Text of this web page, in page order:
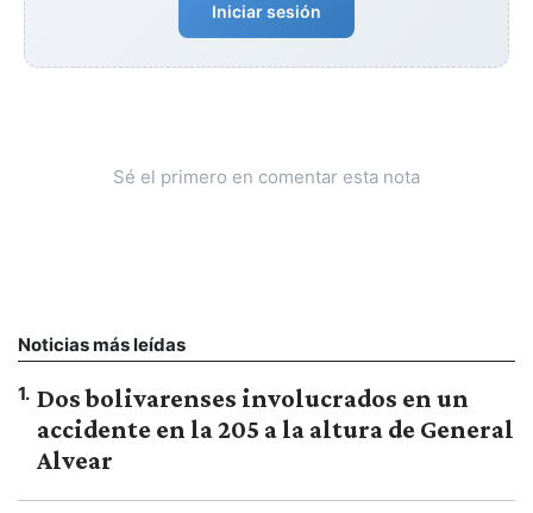
Iniciar sesión
Sé el primero en comentar esta nota
Noticias más leídas
1. Dos bolivarenses involucrados en un
accidente en la 205 a la altura de General
Alvear